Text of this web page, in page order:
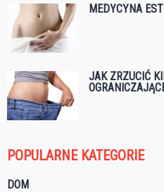
MEDYCYNA
JAK ZRZUCIĆ
POPULARNE KATEGORIE
DOM